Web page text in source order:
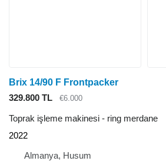
Brix 14/90 F Frontpacker
329.800 TL
€6.000
Toprak işleme makinesi - ring merdane
2022
Almanya, Husum